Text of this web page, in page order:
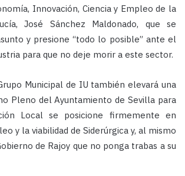
Innovación, Ciencia y Empleo de la
José Sánchez Maldonado, que se
y presione “todo lo posible” ante el
para que no deje morir a este sector.
Municipal de IU también elevará una
Pleno del Ayuntamiento de Sevilla para
Local se posicione firmemente en
y la viabilidad de Siderúrgica y, al mismo
de Rajoy que no ponga trabas a su